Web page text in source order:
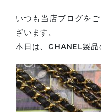
いつも当店ブログを
ざいます。
本日は、CHANEL製品